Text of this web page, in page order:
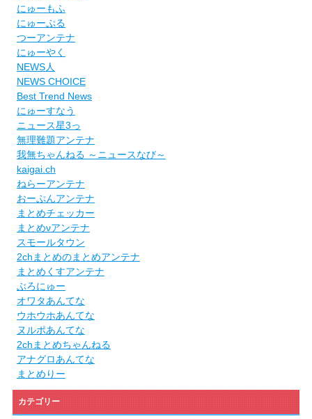
にゅーもふ
にゅーぷる
つーアンテナ
にゅーやく
NEWS人
NEWS CHOICE
Best Trend News
にゅーすなう
ニュース星3っ
無理難題アンテナ
我無ちゃんねる ～ニュースなび～
kaigai.ch
ねらーアンテナ
おーぷんアンテナ
まとめチェッカー
まとめνアンテナ
スモールタウン
2chまとめのまとめアンテナ
まとめくすアンテナ
ぶろにゅー
オワタあんてな
ウホウホあんてな
ヌルポあんてな
2chまとめちゃんねる
アナグロあんてな
まとめりー
カテゴリー